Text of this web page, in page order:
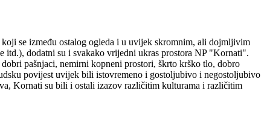
se između ostalog ogleda i u uvijek skromnim, ali dojmljivim
itd.), dodatni su i svakako vrijedni ukras prostora NP "Kornati".
pašnjaci, nemirni kopneni prostori, škrto krško tlo, dobro
povijest uvijek bili istovremeno i gostoljubivo i negostoljubivo
Kornati su bili i ostali izazov različitim kulturama i različitim